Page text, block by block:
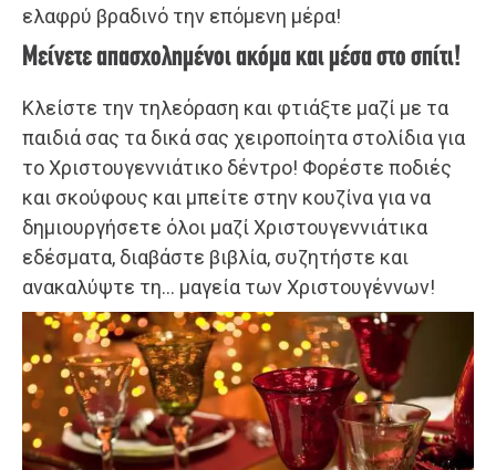
ελαφρύ βραδινό την επόμενη μέρα!
Μείνετε απασχολημένοι ακόμα και μέσα στο σπίτι!
Κλείστε την τηλεόραση και φτιάξτε μαζί με τα
παιδιά σας τα δικά σας χειροποίητα στολίδια για
το Χριστουγεννιάτικο δέντρο! Φορέστε ποδιές
και σκούφους και μπείτε στην κουζίνα για να
δημιουργήσετε όλοι μαζί Χριστουγεννιάτικα
εδέσματα, διαβάστε βιβλία, συζητήστε και
ανακαλύψτε τη… μαγεία των Χριστουγέννων!